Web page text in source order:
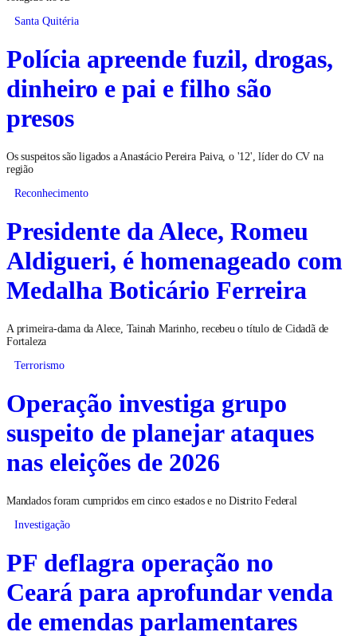
Santa Quitéria
Polícia apreende fuzil, drogas,
dinheiro e pai e filho são
presos
Os suspeitos são ligados a Anastácio Pereira Paiva, o '12', líder do CV na
região
Reconhecimento
Presidente da Alece, Romeu
Aldigueri, é homenageado com
Medalha Boticário Ferreira
A primeira-dama da Alece, Tainah Marinho, recebeu o título de Cidadã de
Fortaleza
Terrorismo
Operação investiga grupo
suspeito de planejar ataques
nas eleições de 2026
Mandados foram cumpridos em cinco estados e no Distrito Federal
Investigação
PF deflagra operação no
Ceará para aprofundar venda
de emendas parlamentares